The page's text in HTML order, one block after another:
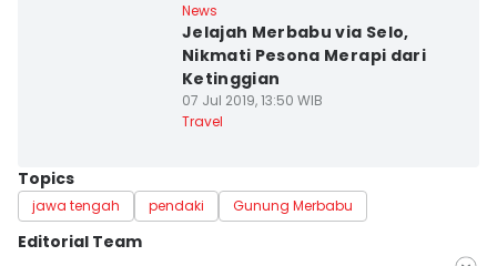
News
Jelajah Merbabu via Selo,
Nikmati Pesona Merapi dari
Ketinggian
07 Jul 2019, 13:50 WIB
Travel
Topics
jawa tengah pendaki Gunung Merbabu
Editorial Team